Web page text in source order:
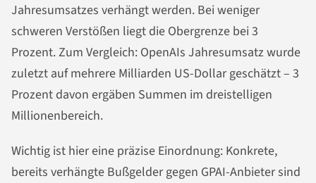
Jahresumsatzes verhängt werden. Bei weniger
schweren Verstößen liegt die Obergrenze bei 3
Prozent. Zum Vergleich: OpenAIs Jahresumsatz wurde
zuletzt auf mehrere Milliarden US-Dollar geschätzt – 3
Prozent davon ergäben Summen im dreistelligen
Millionenbereich.
Wichtig ist hier eine präzise Einordnung: Konkrete,
bereits verhängte Bußgelder gegen GPAI-Anbieter sind